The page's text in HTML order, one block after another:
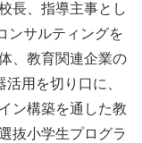
長、指導主事とし
ンサルティングを
、教育関連企業の
用を切り口に、
ン構築を通した教
抜小学生プログラ